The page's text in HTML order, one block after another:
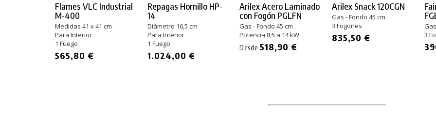
Flames VLC Industrial
M-400
Medidas 41 x 41 cm
Para Interior
1 Fuego
565,80 €
Repagas Hornillo HP-
14
Diámetro 16,5 cm
Para Interior
1 Fuego
1.024,00 €
Arilex Acero Laminado
con Fogón PGLFN
Gas - Fondo 45 cm
Potencia 8,5 a 14 kW
Desde518,90 €
Arilex Snack 120CGN
Gas - Fondo 45 cm
3 Fogones
835,50 €
3